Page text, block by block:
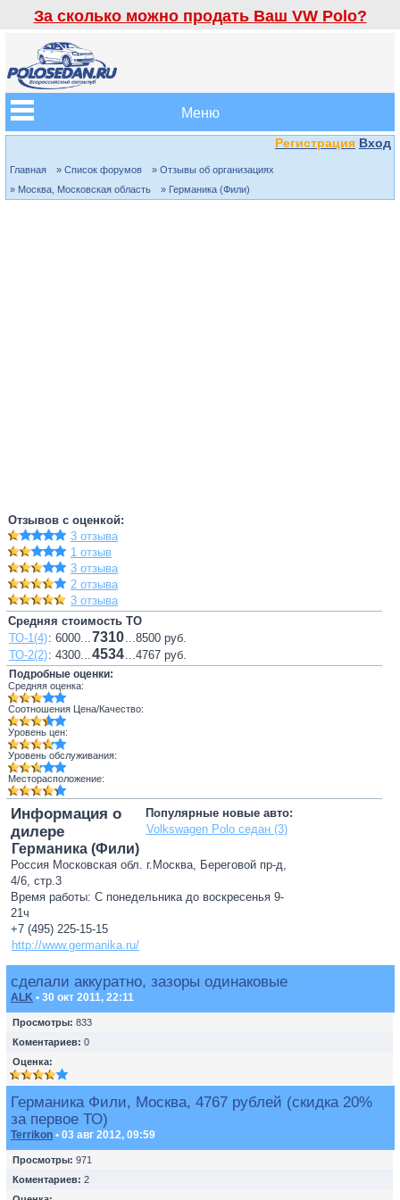
За сколько можно продать Ваш VW Polo?
Меню
Регистрация Вход
Главная » Список форумов
» Отзывы об организациях
» Москва, Московская область
» Германика (Фили)
Отзывов с оценкой:
3 отзыва
1 отзыв
3 отзыва
2 отзыва
3 отзыва
Средняя стоимость ТО
ТО-1(4): 6000...7310...8500 руб.
ТО-2(2): 4300...4534...4767 руб.
Подробные оценки:
Средняя оценка:
Соотношения Цена/Качество:
Уровень цен:
Уровень обслуживания:
Месторасположение:
Популярные новые авто:
Volkswagen Polo седан (3)
Информация о
дилере
Германика (Фили)
Россия Московская обл. г.Москва, Береговой пр-д,
4/6, стр.3
Время работы: С понедельника до воскресенья 9-
21ч
+7 (495) 225-15-15
http://www.germanika.ru/
сделали аккуратно, зазоры одинаковые
ALK • 30 окт 2011, 22:11
Просмотры: 833
Коментариев: 0
Оценка:
Германика Фили, Москва, 4767 рублей (скидка 20%
за первое ТО)
Terrikon • 03 авг 2012, 09:59
Просмотры: 971
Коментариев: 2